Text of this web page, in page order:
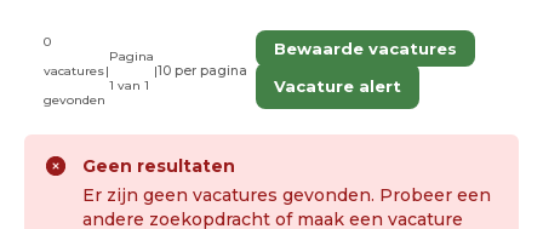
0
vacatures
gevonden
|
Pagina
1 van 1
|
Bewaarde vacatures
Vacature alert
Geen resultaten
Er zijn geen vacatures gevonden. Probeer een
andere zoekopdracht of maak een vacature